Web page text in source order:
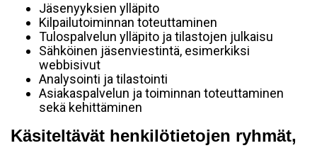
Jäsenyyksien ylläpito
Kilpailutoiminnan toteuttaminen
Tulospalvelun ylläpito ja tilastojen julkaisu
Sähköinen jäsenviestintä, esimerkiksi
webbisivut
Analysointi ja tilastointi
Asiakaspalvelun ja toiminnan toteuttaminen
sekä kehittäminen
Käsiteltävät henkilötietojen ryhmät,